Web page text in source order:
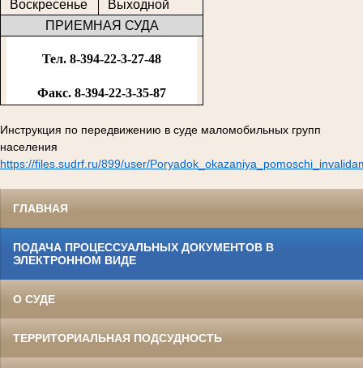
Воскресенье
Выходной
ПРИЕМНАЯ СУДА
Тел. 8-394-22-3-27-48
Факс. 8-394-22-3-35-87
Инструкция по передвижению в суде маломобильных групп
населения
https://files.sudrf.ru/899/user/
ГЛАВНАЯ
ПОДАЧА ПРОЦЕССУАЛЬНЫХ ДОКУМЕНТОВ В
ЭЛЕКТРОННОМ ВИДЕ
О СУДЕ
ТЕРРИТОРИАЛЬНАЯ ПОДСУДНОСТЬ